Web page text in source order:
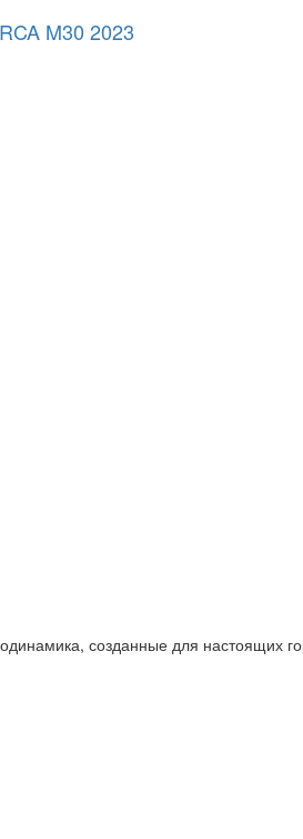
M30 2023
созданные для настоящих